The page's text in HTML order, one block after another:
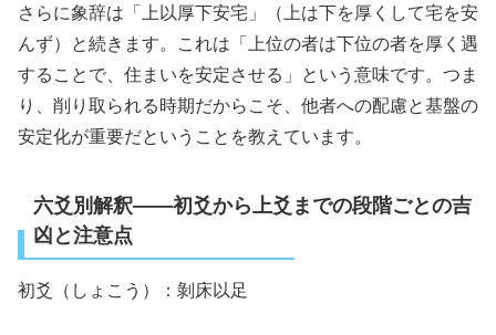
さらに象辞は「上以厚下安宅」（上は下を厚くして宅を安
んず）と続きます。これは「上位の者は下位の者を厚く遇
することで、住まいを安定させる」という意味です。つま
り、削り取られる時期だからこそ、他者への配慮と基盤の
安定化が重要だということを教えています。
六爻別解釈――初爻から上爻までの段階ごとの吉
凶と注意点
初爻（しょこう）：剝床以足